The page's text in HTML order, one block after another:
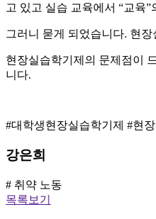
고 있고 실습 교육에서 “교육
그러니 묻게 되었습니다. 현
현장실습학기제의 문제점이
니다.
#대학생현장실습학기제 #현
강은희
# 취약 노동
목록보기